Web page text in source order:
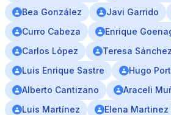
Bea González
Javi Garrido
Curro Cabeza
Enrique
Carlos López
Teresa Sánchez
Luis Enrique Sastre
Hugo
Alberto Cantizano
Araceli
Luis Martínez
Elena Martinez